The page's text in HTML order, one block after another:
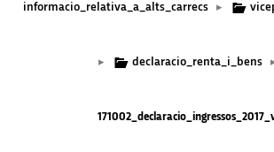
informacio_relativa_a_alts_carrecs ▸
▸ declaracio_renta_i_bens